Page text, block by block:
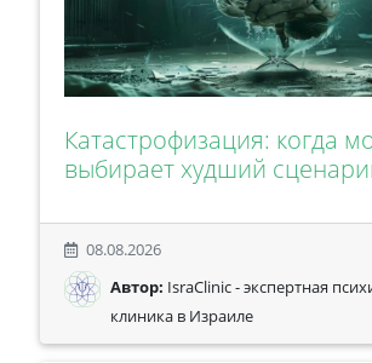
Катастрофизация: когда
выбирает худший
08.08.2026
Автор: IsraClinic - экспертная
клиника в Израиле